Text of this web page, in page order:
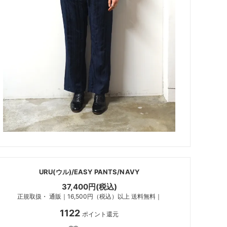
URU(ウル)/EASY PANTS/NAVY
37,400円(税込)
正規取扱・ 通販｜16,500円（税込）以上 送料無料｜
1122 ポイント還元